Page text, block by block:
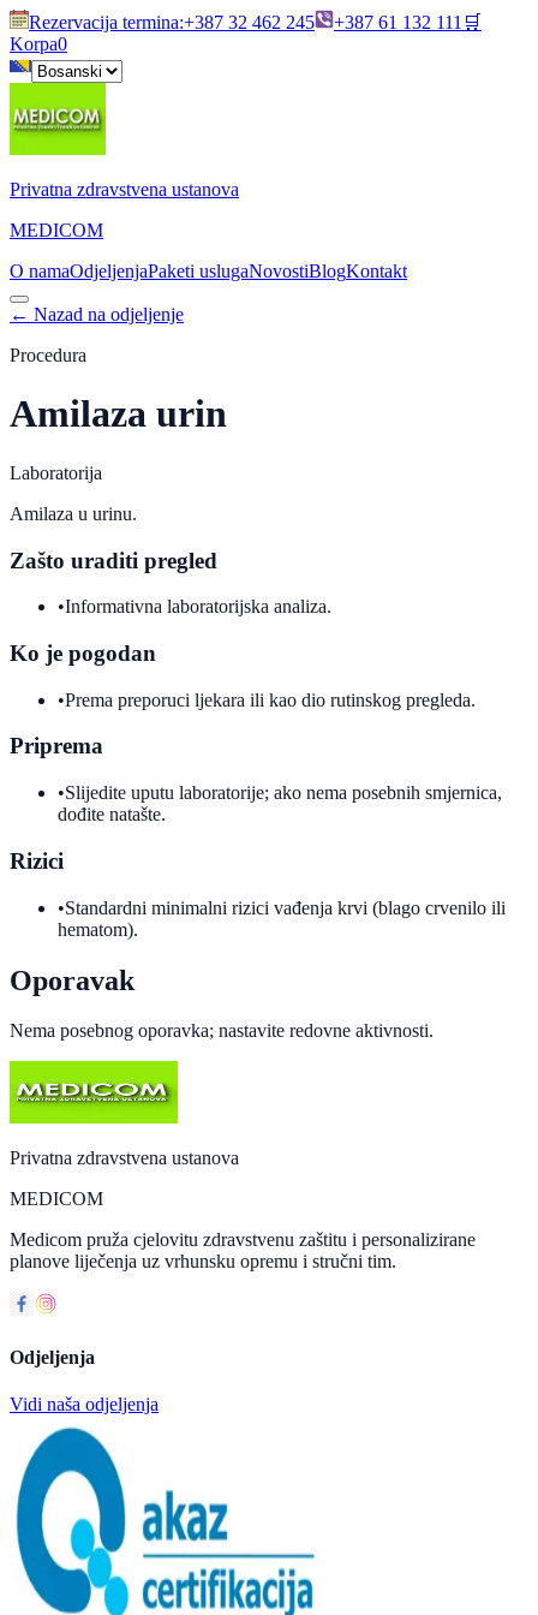
Rezervacija termina:+387 32 462 245 +387 61 132 111 🛒
Korpa0
Privatna zdravstvena ustanova
MEDICOM
O namaOdjeljenjaPaketi uslugaNovostiBlogKontakt
← Nazad na odjeljenje
Procedura
Amilaza urin
Laboratorija
Amilaza u urinu.
Zašto uraditi pregled
•Informativna laboratorijska analiza.
Ko je pogodan
•Prema preporuci ljekara ili kao dio rutinskog pregleda.
Priprema
•Slijedite uputu laboratorije; ako nema posebnih smjernica,
dođite natašte.
Rizici
•Standardni minimalni rizici vađenja krvi (blago crvenilo ili
hematom).
Oporavak
Nema posebnog oporavka; nastavite redovne aktivnosti.
Privatna zdravstvena ustanova
MEDICOM
Medicom pruža cjelovitu zdravstvenu zaštitu i personalizirane
planove liječenja uz vrhunsku opremu i stručni tim.
Odjeljenja
Vidi naša odjeljenja